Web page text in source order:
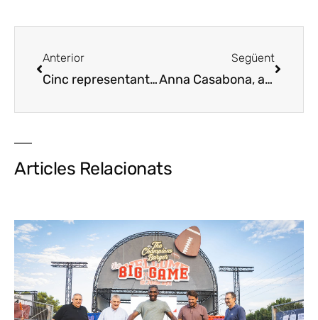
Anterior
Cinc representants catalans al Campionat d’Espanya de Sommeliers que arrenca demà a Madrid
Següent
Anna Casabona, a la final del Campionat d’Espanya de Sommeliers 2024
Articles Relacionats